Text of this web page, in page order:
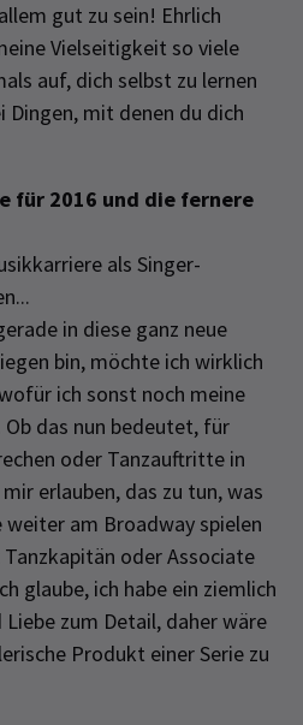
gut zu sein! Ehrlich
Vielseitigkeit so viele
auf, dich selbst zu lernen
Dingen, mit denen du dich
für 2016 und die fernere
als Singer-
in diese ganz neue
bin, möchte ich wirklich
ich sonst noch meine
das nun bedeutet, für
oder Tanzauftritte in
erlauben, das zu tun, was
am Broadway spielen
oder Associate
glaube, ich habe ein ziemlich
zum Detail, daher wäre
Produkt einer Serie zu